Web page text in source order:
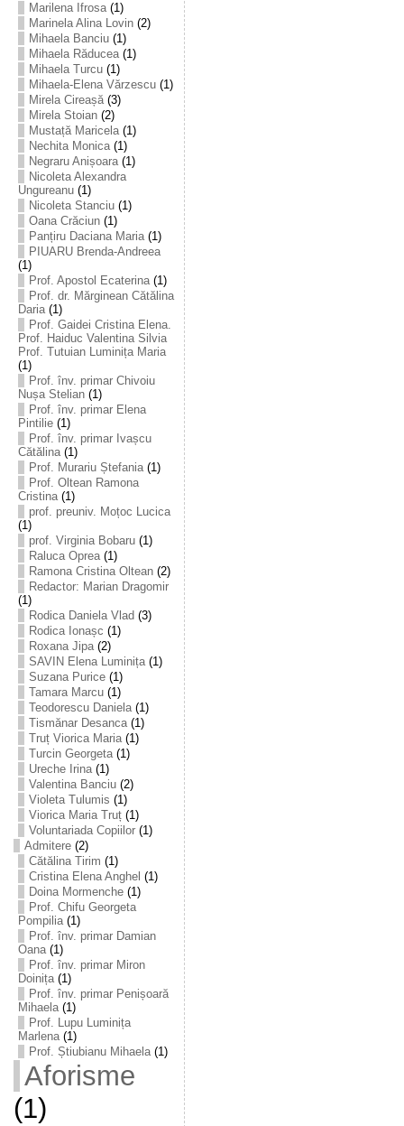
Marilena Ifrosa(1)
Marinela Alina Lovin(2)
Mihaela Banciu(1)
Mihaela Răducea(1)
Mihaela Turcu(1)
Mihaela-Elena Vărzescu(1)
Mirela Cireașă(3)
Mirela Stoian(2)
Mustață Maricela(1)
Nechita Monica(1)
Negraru Anișoara(1)
Nicoleta Alexandra
Ungureanu(1)
Nicoleta Stanciu(1)
Oana Crăciun(1)
Panțiru Daciana Maria(1)
PIUARU Brenda-Andreea
(1)
Prof. Apostol Ecaterina(1)
Prof. dr. Mărginean Cătălina
Daria(1)
Prof. Gaidei Cristina Elena.
Prof. Haiduc Valentina Silvia
Prof. Tutuian Luminița Maria
(1)
Prof. înv. primar Chivoiu
Nușa Stelian(1)
Prof. înv. primar Elena
Pintilie(1)
Prof. înv. primar Ivașcu
Cătălina(1)
Prof. Murariu Ștefania(1)
Prof. Oltean Ramona
Cristina(1)
prof. preuniv. Moțoc Lucica
(1)
prof. Virginia Bobaru(1)
Raluca Oprea(1)
Ramona Cristina Oltean(2)
Redactor: Marian Dragomir
(1)
Rodica Daniela Vlad (3)
Rodica Ionașc (1)
Roxana Jipa(2)
SAVIN Elena Luminița(1)
Suzana Purice(1)
Tamara Marcu(1)
Teodorescu Daniela(1)
Tismănar Desanca(1)
Truț Viorica Maria(1)
Turcin Georgeta(1)
Ureche Irina(1)
Valentina Banciu(2)
Violeta Tulumis (1)
Viorica Maria Truț(1)
Voluntariada Copiilor(1)
Admitere(2)
Cătălina Tirim (1)
Cristina Elena Anghel (1)
Doina Mormenche(1)
Prof. Chifu Georgeta
Pompilia(1)
Prof. înv. primar Damian
Oana(1)
Prof. înv. primar Miron
Doinița(1)
Prof. înv. primar Penișoară
Mihaela(1)
Prof. Lupu Luminița
Marlena(1)
Prof. Știubianu Mihaela(1)
Aforisme
(1)